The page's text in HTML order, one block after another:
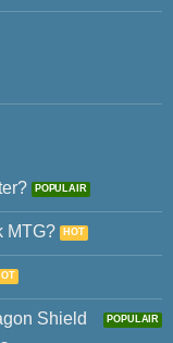
MTG?
Shield